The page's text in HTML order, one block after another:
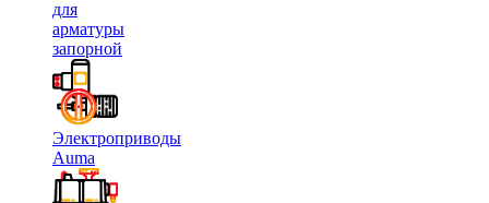
для
арматуры
запорной
Электроприводы
Auma